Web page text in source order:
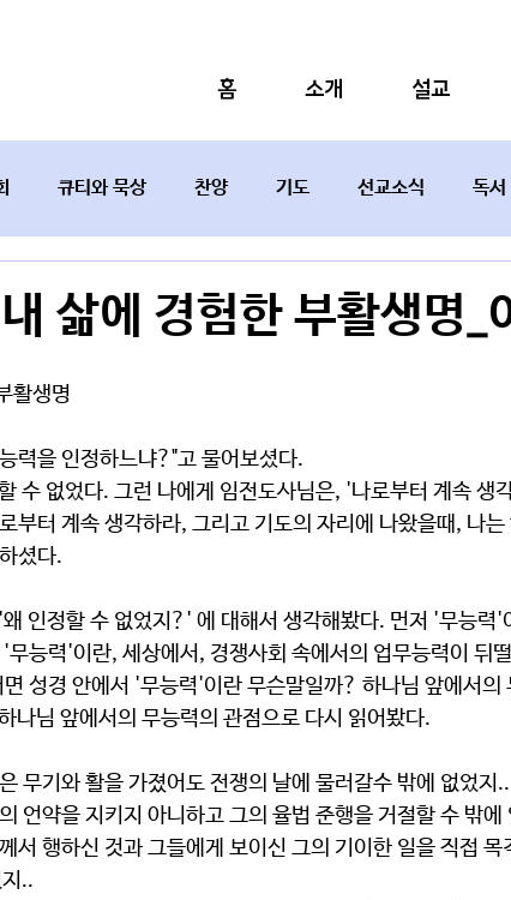
홈 소개 설교
큐티와 묵상 찬양 기도 선교소식 독서
삶에 경험한 부활생명_
활생명
력을 인정하느냐?"고 물어보셨다.
수 없었다. 그런 나에게 임전도사님은, '나로부터 계속 생
부터 계속 생각하라, 그리고 기도의 자리에 나왔을때, 나
셨다.
인정할 수 없었지?' 에 대해서 생각해봤다. 먼저 '무능력'
능력'이란, 세상에서, 경쟁사회 속에서의 업무능력이 뒤
성경 안에서 '무능력'이란 무슨말일까? 하나님 앞에서
나님 앞에서의 무능력의 관점으로 다시 읽어봤다.
무기와 활을 가졌어도 전쟁의 날에 물러갈수 밖에 없었지..
언약을 지키지 아니하고 그의 율법 준행을 거절할 수 밖에
서 행하신 것과 그들에게 보이신 그의 기이한 일을 직접 목
..